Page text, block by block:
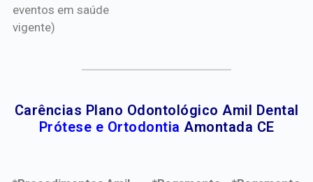
eventos em saúde
vigente)
Carências Plano Odontológico Amil Dental
Prótese e Ortodontia Amontada CE